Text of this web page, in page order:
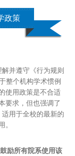
政策
并遵守《行为规则
整个机构学术惯例
使用政策是不合适
要求，但也强调了
用于全校的最新的
励所有院系使用该